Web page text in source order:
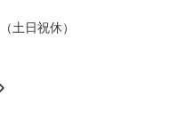
土日祝休）